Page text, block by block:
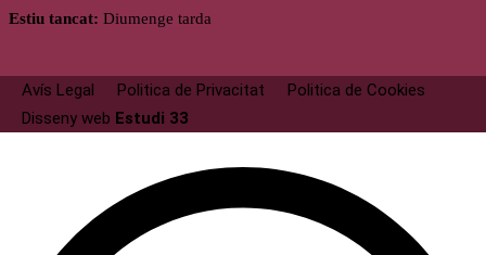
Estiu tancat: Diumenge tarda
Avís Legal Politica de Privacitat
Politica de Cookies
Disseny web Estudi 33